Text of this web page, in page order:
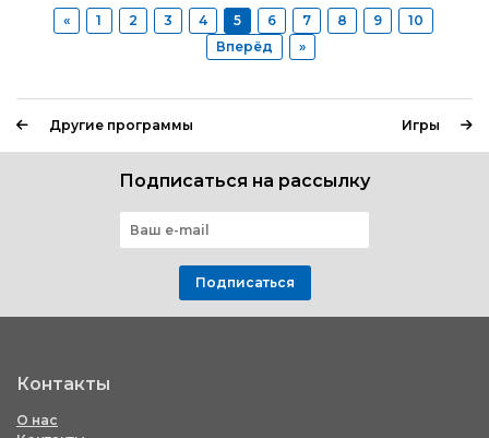
« 1 2 3 4 5 6 7 8 9
10
Вперёд
»
Другие программы Игры
Подписаться на рассылку
Подписаться
Контакты
О нас